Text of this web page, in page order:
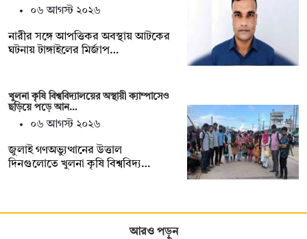
০৬ আগস্ট ২০২৬
নারীর সঙ্গে আপত্তিকর অবস্থায় আটকের
ঘটনায় টাঙ্গাইলের মির্জাপ…
খুলনা কৃষি বিশ্ববিদ্যালয়ের অস্থায়ী ক্যাম্পাসেও
ছড়িয়ে পড়ে আন…
০৬ আগস্ট ২০২৬
জুলাই গণঅভ্যুত্থানের উত্তাল
দিনগুলোতে খুলনা কৃষি বিশ্ববিদ্য…
আরও পড়ুন